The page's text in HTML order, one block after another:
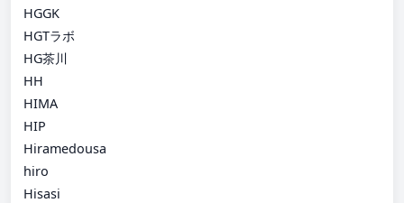
HGGK
HGTラボ
HG茶川
HH
HIMA
HIP
Hiramedousa
hiro
Hisasi